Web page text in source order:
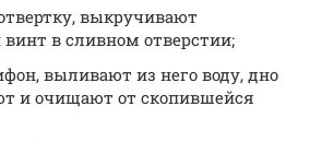
выкручивают
в сливном отверстии;
выливают из него воду, дно
и очищают от скопившейся